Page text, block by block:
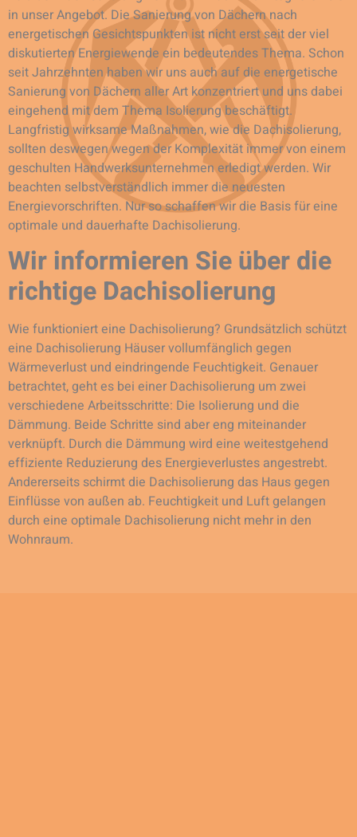
in unser Angebot. Die Sanierung von Dächern nach
energetischen Gesichtspunkten ist nicht erst seit der viel
diskutierten Energiewende ein bedeutendes Thema. Schon
seit Jahrzehnten haben wir uns auch auf die energetische
Sanierung von Dächern aller Art konzentriert und uns dabei
eingehend mit dem Thema Isolierung beschäftigt.
Langfristig wirksame Maßnahmen, wie die Dachisolierung,
sollten deswegen wegen der Komplexität immer von einem
geschulten Handwerksunternehmen erledigt werden. Wir
beachten selbstverständlich immer die neuesten
Energievorschriften. Nur so schaffen wir die Basis für eine
optimale und dauerhafte Dachisolierung.
Wir informieren Sie über die
richtige Dachisolierung
Wie funktioniert eine Dachisolierung? Grundsätzlich schützt
eine Dachisolierung Häuser vollumfänglich gegen
Wärmeverlust und eindringende Feuchtigkeit. Genauer
betrachtet, geht es bei einer Dachisolierung um zwei
verschiedene Arbeitsschritte: Die Isolierung und die
Dämmung. Beide Schritte sind aber eng miteinander
verknüpft. Durch die Dämmung wird eine weitestgehend
effiziente Reduzierung des Energieverlustes angestrebt.
Andererseits schirmt die Dachisolierung das Haus gegen
Einflüsse von außen ab. Feuchtigkeit und Luft gelangen
durch eine optimale Dachisolierung nicht mehr in den
Wohnraum.